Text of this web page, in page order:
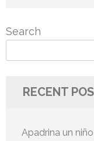
Search
RECENT
Apadrina un